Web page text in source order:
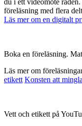
du i ett videomöte
föreläsning med flera
Läs mer om en digitalt
Boka en föreläsning.
Läs mer om
etikett Konsten att mingla
Vett och etikett på